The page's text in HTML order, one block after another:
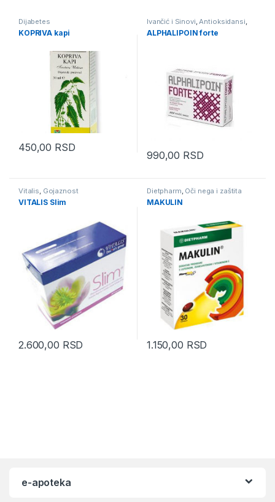
Dijabetes
KOPRIVA kapi
450,00 RSD
Ivančić i Sinovi Antioksidansi
ALPHALIPOIN forte
990,00 RSD
Vitalis, Gojaznost
VITALIS Slim
2.600,00 RSD
Dietpharm, Oči nega i zaštita
MAKULIN
1.150,00 RSD
e-apoteka